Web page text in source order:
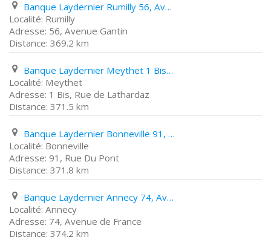
Banque Laydernier Rumilly 56, Avenue Gantin
Rumilly
56, Avenue Gantin
369.2 km
Banque Laydernier Meythet 1 Bis, Rue de Lathardaz
Meythet
1 Bis, Rue de Lathardaz
371.5 km
Banque Laydernier Bonneville 91, Rue Du Pont
Bonneville
91, Rue Du Pont
371.8 km
Banque Laydernier Annecy 74, Avenue de France
Annecy
74, Avenue de France
374.2 km